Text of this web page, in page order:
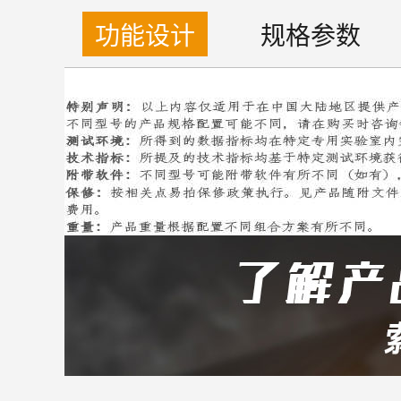
功能设计 规格参数